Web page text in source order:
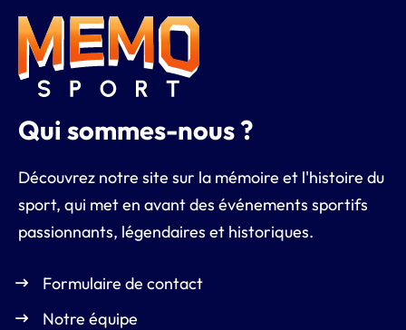
Qui sommes-nous ?
Découvrez notre site sur la mémoire et l'histoire du
sport, qui met en avant des événements sportifs
passionnants, légendaires et historiques.
Formulaire de contact
Notre équipe